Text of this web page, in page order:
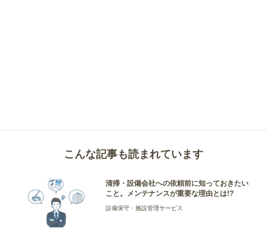
こんな記事も読まれています
清掃・設備会社への依頼前に知っておきたい
こと。メンテナンスが重要な理由とは!?
設備保守・施設管理サービス